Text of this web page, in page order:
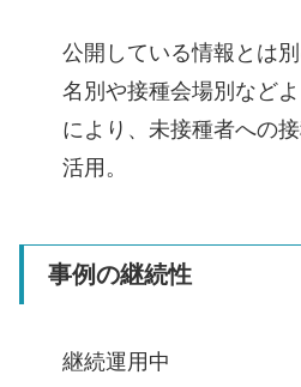
公開している情報とは
名別や接種会場別など
により、未接種者への
活用。
事例の継続性
継続運用中